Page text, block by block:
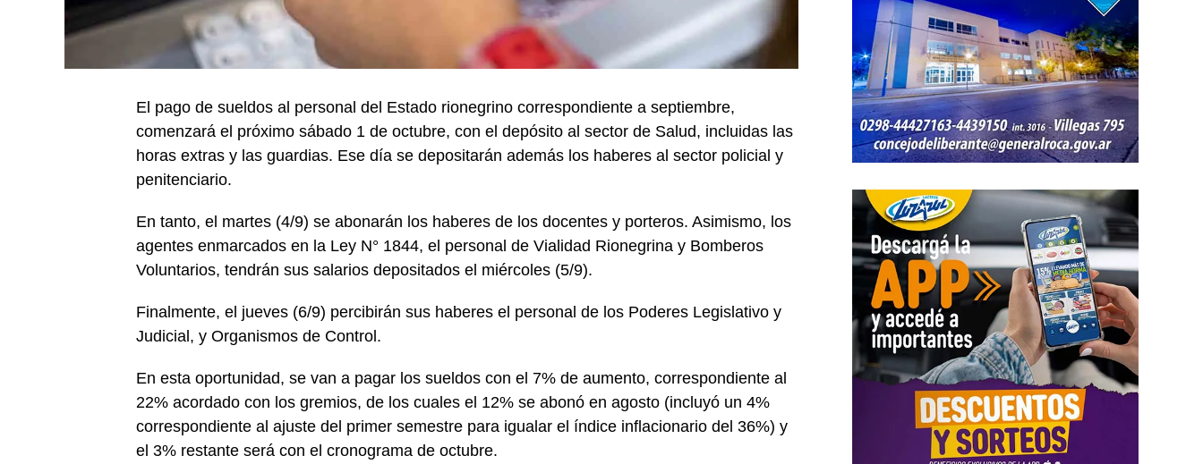
El pago de sueldos al personal del Estado rionegrino correspondiente a septiembre,
comenzará el próximo sábado 1 de octubre, con el depósito al sector de Salud, incluidas las
horas extras y las guardias. Ese día se depositarán además los haberes al sector policial y
penitenciario.
En tanto, el martes (4/9) se abonarán los haberes de los docentes y porteros. Asimismo, los
agentes enmarcados en la Ley N° 1844, el personal de Vialidad Rionegrina y Bomberos
Voluntarios, tendrán sus salarios depositados el miércoles (5/9).
Finalmente, el jueves (6/9) percibirán sus haberes el personal de los Poderes Legislativo y
Judicial, y Organismos de Control.
En esta oportunidad, se van a pagar los sueldos con el 7% de aumento, correspondiente al
22% acordado con los gremios, de los cuales el 12% se abonó en agosto (incluyó un 4%
correspondiente al ajuste del primer semestre para igualar el índice inflacionario del 36%) y
el 3% restante será con el cronograma de octubre.